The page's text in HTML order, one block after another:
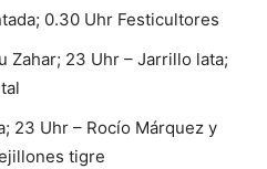
0.30 Uhr Festicultores
Zahar; 23 Uhr – Jarrillo lata;
23 Uhr – Rocío Márquez y
tigre